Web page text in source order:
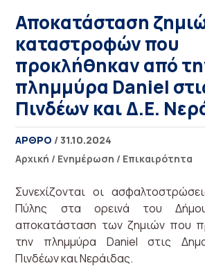
Αποκατάσταση
καταστροφών που
προκλήθηκαν από
πλημμύρα Daniel
Πινδέων και Δ.Ε.
ΑΡΘΡΟ / 31.10.2024
Αρχική / Ενημέρωση / Επικαιρότητα
Συνεχίζονται οι
Πύλης στα ορεινά του
αποκατάσταση των ζημιών που
την πλημμύρα Daniel στις
Πινδέων και Νεράιδας.